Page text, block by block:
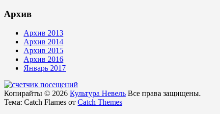
Архив
Архив 2013
Архив 2014
Архив 2015
Архив 2016
Январь 2017
Копирайты © 2026 Культура Невель Все права защищены.
Тема: Catch Flames от Catch Themes